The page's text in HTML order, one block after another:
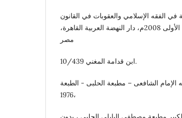
في الفقه الإسلامي والعقوبات في القانون
الجنائي المصري، دراسة مقارنة الطبعة الأولى 2008م، دار النهضة العربية القاهرة،
مصر
ابن قدامة المغني 10/439.
الشافعى – مطبعة الحلبى - الطبعة
1976،